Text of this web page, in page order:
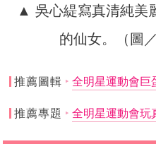
▲ 吳心緹寫真清純美
的仙女。（圖
推薦圖輯 全明星運動會巨
推薦專題 全明星運動會玩